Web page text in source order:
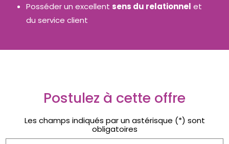
Posséder un excellent sens du relationnel et
du service client
Postulez à cette offre
Les champs indiqués par un astérisque (*) sont
obligatoires